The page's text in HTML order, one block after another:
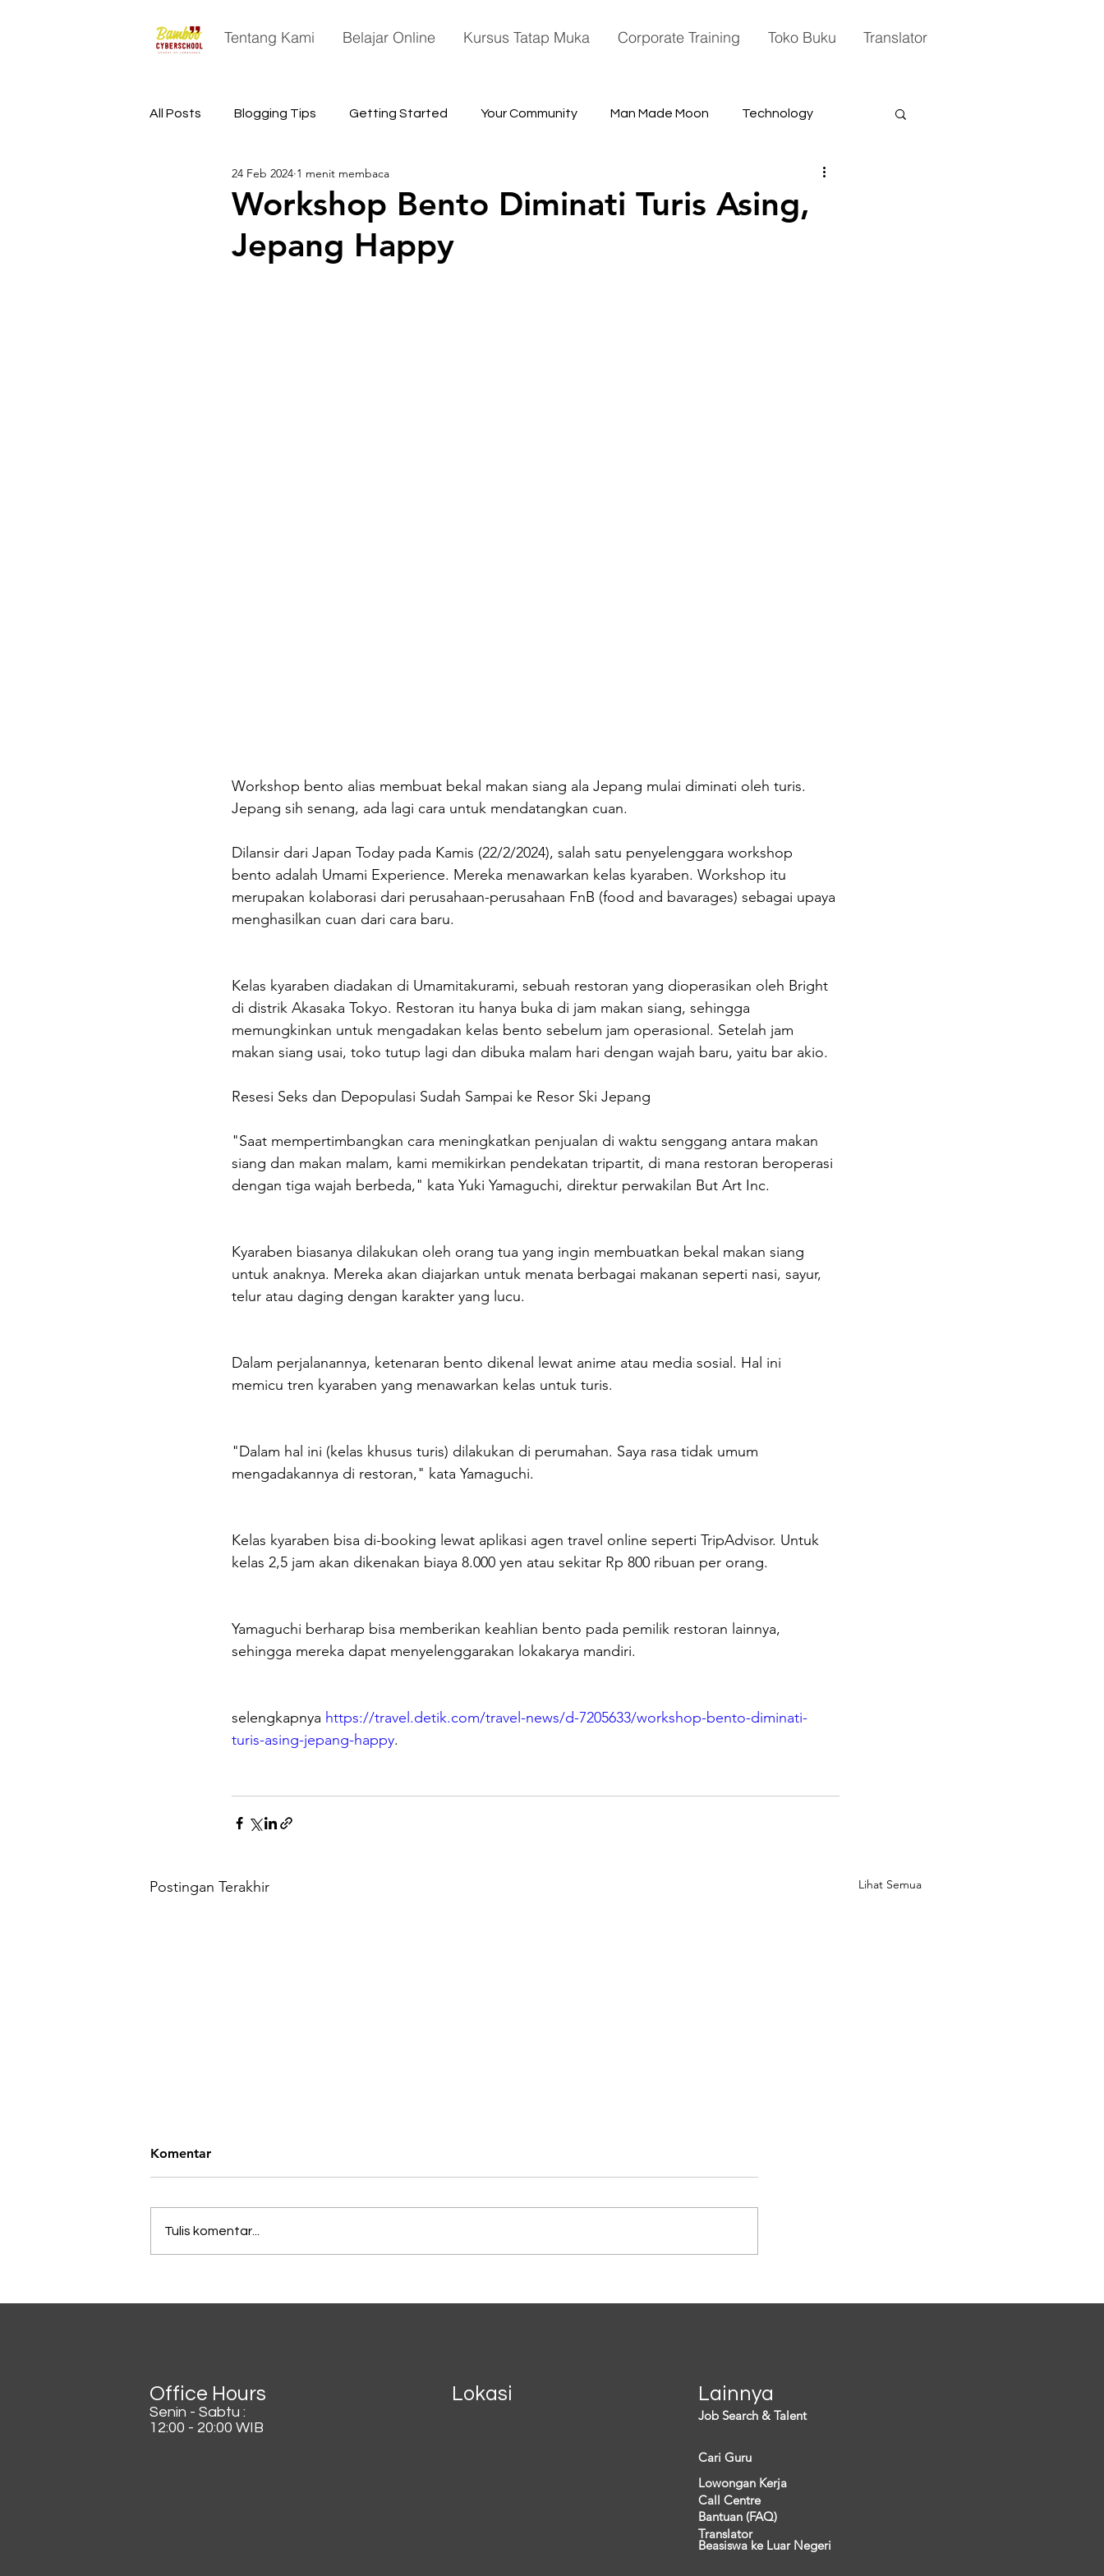
Tentang Kami Belajar Online Kursus Tatap Muka Corporate Training Toko Buku Translator
All Posts Blogging Tips Getting Started Your Community Man Made Moon Technology
Astronomy Space
Workshop Bento Diminati Turis Asing,
Jepang Happy
24 Feb 2024 1 menit membaca
Workshop bento alias membuat bekal makan siang ala Jepang mulai diminati oleh turis.
Jepang sih senang, ada lagi cara untuk mendatangkan cuan.
Dilansir dari Japan Today pada Kamis (22/2/2024), salah satu penyelenggara workshop
bento adalah Umami Experience. Mereka menawarkan kelas kyaraben. Workshop itu
merupakan kolaborasi dari perusahaan-perusahaan FnB (food and bavarages) sebagai upaya
menghasilkan cuan dari cara baru.
Kelas kyaraben diadakan di Umamitakurami, sebuah restoran yang dioperasikan oleh Bright
di distrik Akasaka Tokyo. Restoran itu hanya buka di jam makan siang, sehingga
memungkinkan untuk mengadakan kelas bento sebelum jam operasional. Setelah jam
makan siang usai, toko tutup lagi dan dibuka malam hari dengan wajah baru, yaitu bar akio.
Resesi Seks dan Depopulasi Sudah Sampai ke Resor Ski Jepang
"Saat mempertimbangkan cara meningkatkan penjualan di waktu senggang antara makan
siang dan makan malam, kami memikirkan pendekatan tripartit, di mana restoran beroperasi
dengan tiga wajah berbeda," kata Yuki Yamaguchi, direktur perwakilan But Art Inc.
Kyaraben biasanya dilakukan oleh orang tua yang ingin membuatkan bekal makan siang
untuk anaknya. Mereka akan diajarkan untuk menata berbagai makanan seperti nasi, sayur,
telur atau daging dengan karakter yang lucu.
Dalam perjalanannya, ketenaran bento dikenal lewat anime atau media sosial. Hal ini
memicu tren kyaraben yang menawarkan kelas untuk turis.
"Dalam hal ini (kelas khusus turis) dilakukan di perumahan. Saya rasa tidak umum
mengadakannya di restoran," kata Yamaguchi.
Kelas kyaraben bisa di-booking lewat aplikasi agen travel online seperti TripAdvisor. Untuk
kelas 2,5 jam akan dikenakan biaya 8.000 yen atau sekitar Rp 800 ribuan per orang.
Yamaguchi berharap bisa memberikan keahlian bento pada pemilik restoran lainnya,
sehingga mereka dapat menyelenggarakan lokakarya mandiri.
selengkapnya https://travel.detik.com/travel-news/d-7205633/workshop-bento-diminati-
turis-asing-jepang-happy.
Postingan Terakhir Lihat Semua
Dicampur Irisan Daun
'Hilang'
terendah. Kondisi tersebut juga
tetapi menimbulkan persoalan
Komentar
Tulis komentar...
Office Hours
Senin - Sabtu :
12:00 - 20:00 WIB
Lokasi Lainnya
Job Search & Talent
Cari Guru
Lowongan Kerja
Call Centre
Bantuan (FAQ)
Translator
Beasiswa ke Luar Negeri